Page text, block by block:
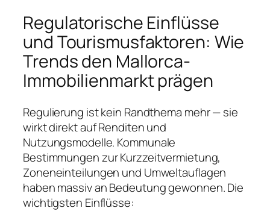
Regulatorische Einflüsse
und Tourismusfaktoren: Wie
Trends den Mallorca-
Immobilienmarkt prägen
Regulierung ist kein Randthema mehr — sie
wirkt direkt auf Renditen und
Nutzungsmodelle. Kommunale
Bestimmungen zur Kurzzeitvermietung,
Zoneneinteilungen und Umweltauflagen
haben massiv an Bedeutung gewonnen. Die
wichtigsten Einflüsse: